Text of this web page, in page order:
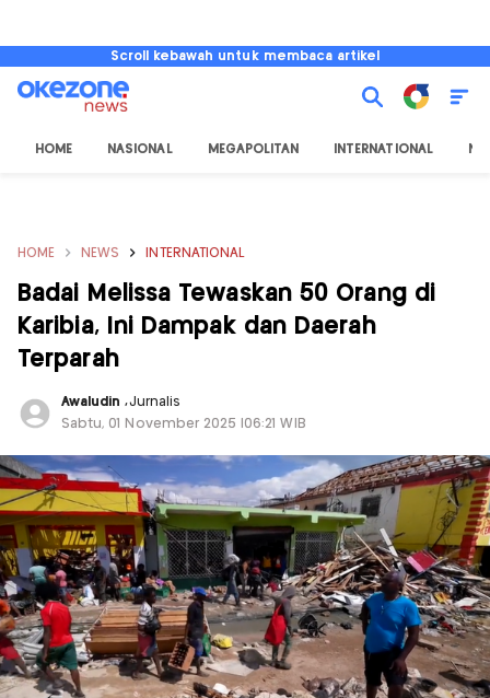
Scroll kebawah untuk membaca artikel
HOME NASIONAL MEGAPOLITAN INTERNATIONAL
HOME NEWS INTERNATIONAL
Badai Melissa Tewaskan 50 Orang di
Karibia, Ini Dampak dan Daerah
Terparah
Awaludin,Jurnalis
Sabtu, 01 November 2025 |06:21 WIB